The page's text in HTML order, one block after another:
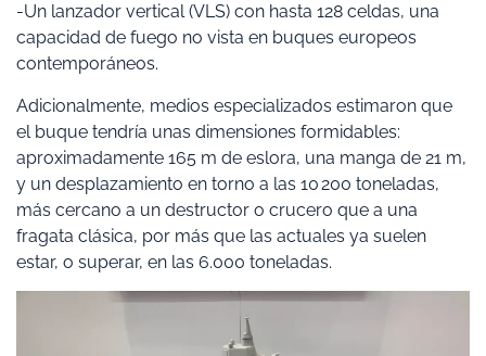
-Un lanzador vertical (VLS) con hasta 128 celdas, una
capacidad de fuego no vista en buques europeos
contemporáneos.
Adicionalmente, medios especializados estimaron que
el buque tendría unas dimensiones formidables:
aproximadamente 165 m de eslora, una manga de 21 m,
y un desplazamiento en torno a las 10 200 toneladas,
más cercano a un destructor o crucero que a una
fragata clásica, por más que las actuales ya suelen
estar, o superar, en las 6.000 toneladas.